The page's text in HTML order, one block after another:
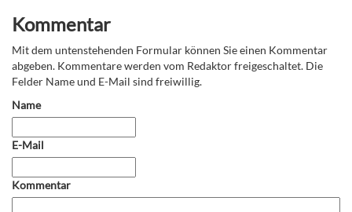
Kommentar
Mit dem untenstehenden Formular können Sie einen Kommentar
abgeben. Kommentare werden vom Redaktor freigeschaltet. Die
Felder Name und E-Mail sind freiwillig.
Name
E-Mail
Kommentar